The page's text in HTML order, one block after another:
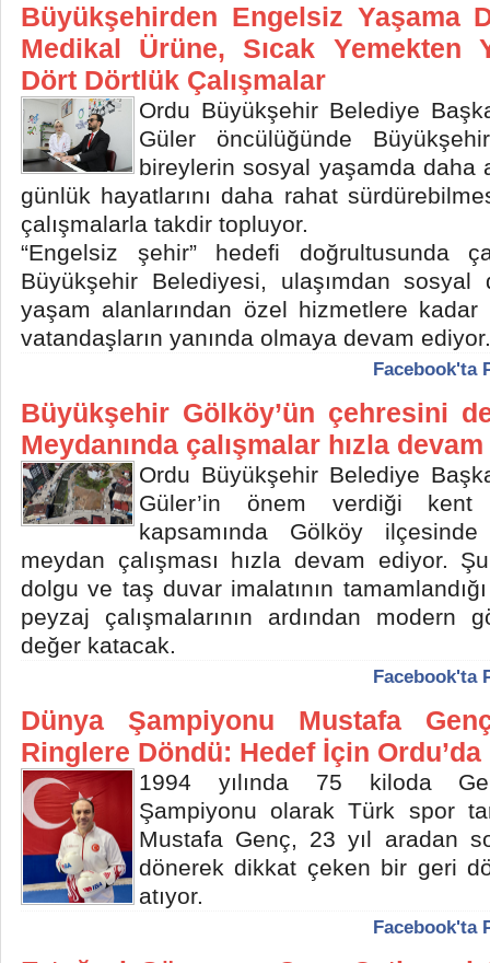
Büyükşehirden Engelsiz Yaşama
Medikal Ürüne, Sıcak Yemekten
Dört Dörtlük Çalışmalar
Ordu Büyükşehir Belediye
Güler öncülüğünde
bireylerin sosyal yaşamda daha
günlük hayatlarını daha rahat
çalışmalarla takdir topluyor.
“Engelsiz şehir” hedefi doğrultusunda
Büyükşehir Belediyesi, ulaşımdan sosyal
yaşam alanlarından özel hizmetlere
vatandaşların yanında olmaya devam ediyor.
Facebook'ta
Büyükşehir Gölköy’ün çehresini
Meydanında çalışmalar hızla
Ordu Büyükşehir Belediye
Güler’in önem verdiği kent
kapsamında Gölköy ilçesinde
meydan çalışması hızla devam ediyor.
dolgu ve taş duvar imalatının
peyzaj çalışmalarının ardından modern
değer katacak.
Facebook'ta
Dünya Şampiyonu Mustafa
Ringlere Döndü: Hedef İçin
1994 yılında 75 kiloda
Şampiyonu olarak Türk spor
Mustafa Genç, 23 yıl aradan
dönerek dikkat çeken bir geri
atıyor.
Facebook'ta